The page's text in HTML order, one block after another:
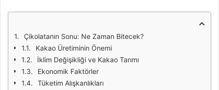
Çikolatanın Sonu: Ne Zaman Bitecek?
Kakao Üretiminin Önemi
İklim Değişikliği ve Kakao Tarımı
Ekonomik Faktörler
Tüketim Alışkanlıkları